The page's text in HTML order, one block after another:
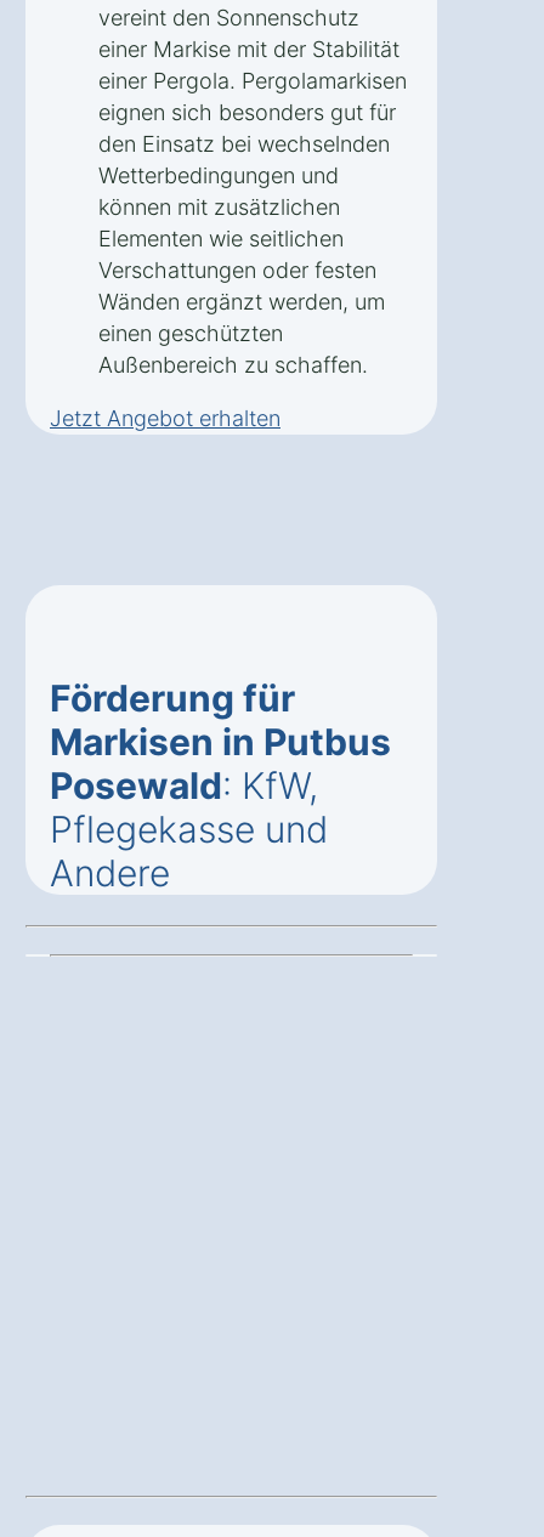
vereint den Sonnenschutz
einer Markise mit der Stabilität
einer Pergola. Pergolamarkisen
eignen sich besonders gut für
den Einsatz bei wechselnden
Wetterbedingungen und
können mit zusätzlichen
Elementen wie seitlichen
Verschattungen oder festen
Wänden ergänzt werden, um
einen geschützten
Außenbereich zu schaffen.
Jetzt Angebot erhalten
Förderung für
Markisen in Putbus
Posewald: KfW,
Pflegekasse und
Andere